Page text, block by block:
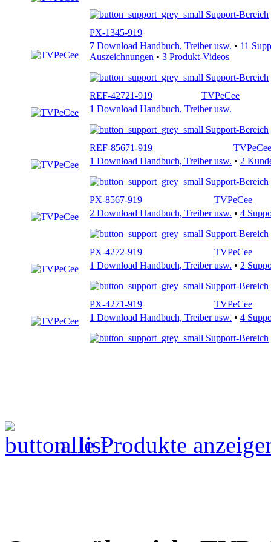
Support-Bereich
PX-1345-919
7 Download Handbuch, Treiber usw. • 11
Auszeichnungen • 3 Produkt-Videos
Support-Bereich
REF-42721-919
TVPeCee
1 Download Handbuch, Treiber usw.
Support-Bereich
REF-85671-919
TVPeCee
1 Download Handbuch, Treiber usw. • 2
Support-Bereich
PX-8567-919
TVPeCee
2 Download Handbuch, Treiber usw. • 4
Support-Bereich
PX-4272-919
TVPeCee
1 Download Handbuch, Treiber usw. • 2
Support-Bereich
PX-4271-919
TVPeCee
1 Download Handbuch, Treiber usw. • 4
Support-Bereich
alle Produkte